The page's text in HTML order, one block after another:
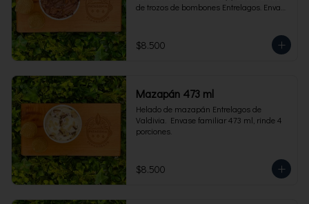
de trozos de bombones Entrelagos. Envase
$8.500
Mazapán 473 ml
Helado de mazapán Entrelagos de
Valdivia.  Envase familiar 473 ml, rinde 4
porciones.
$8.500